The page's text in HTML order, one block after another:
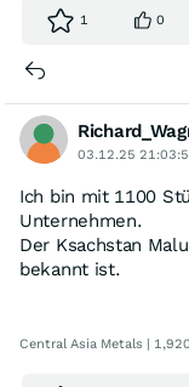
1 0
03.12.25
Ich bin mit 1100
Unternehmen.
Der Ksachstan
bekannt ist.
Central Asia Metals |